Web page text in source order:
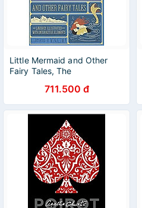
Little Mermaid and Other
Fairy Tales, The
711.500 đ